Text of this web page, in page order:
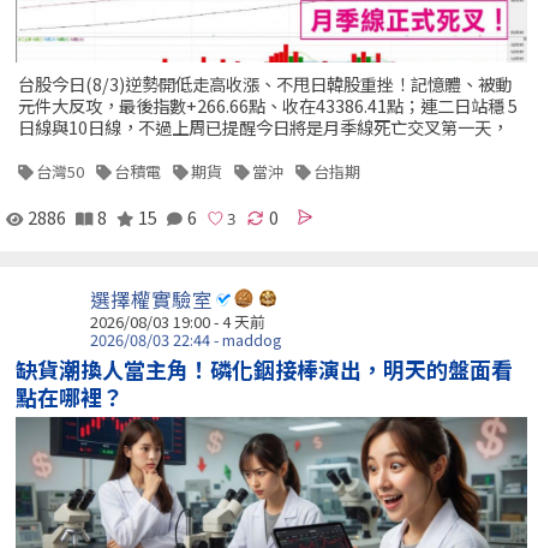
台股今日(8/3)逆勢開低走高收漲、不甩日韓股重挫！記憶體、被動
元件大反攻，最後指數+266.66點、收在43386.41點；連二日站穩 5
日線與10日線，不過上周已提醒今日將是月季線死亡交叉第一天，
台灣50 台積電 期貨 當沖 台指期
2886 8 15 6 0
選擇權實驗室
2026/08/03 19:00 - 4 天前
2026/08/03 22:44 - maddog
缺貨潮換人當主角！磷化銦接棒演出，明天的盤面看
點在哪裡？